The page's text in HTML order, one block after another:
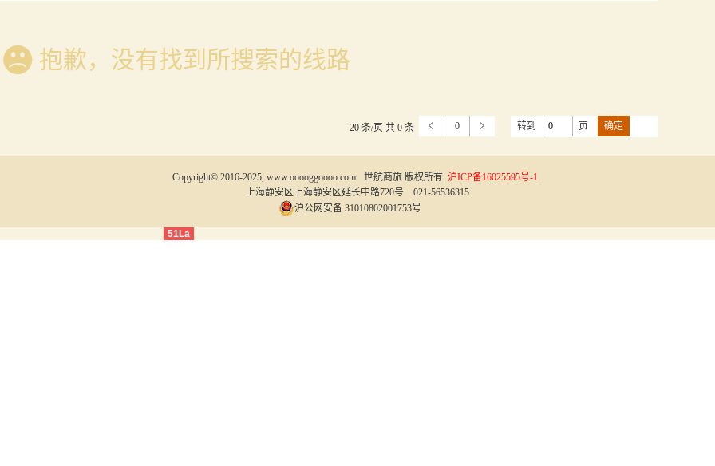
 抱歉，没有找到所搜索的线路
20 条/页 共 0 条 0 转到 页
Copyright© 2016-2025, www.ooooggoooo.com 世航商旅 版权所有 沪ICP备16025595号-1
上海静安区上海静安区延长中路720号 021-56536315
沪公网安备 31010802001753号
51La